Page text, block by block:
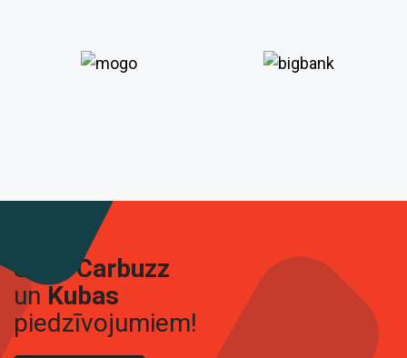
SekoCarbuzz
un Kubas
piedzīvojumiem!